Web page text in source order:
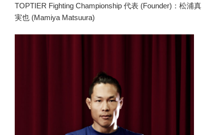
TOPTIER Fighting Championship 代表 (Founder)：松浦真
実也 (Mamiya Matsuura)